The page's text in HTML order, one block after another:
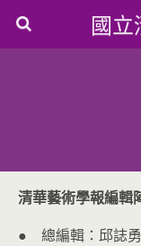
國
清華藝術學報編輯
● 總編輯：邱誌